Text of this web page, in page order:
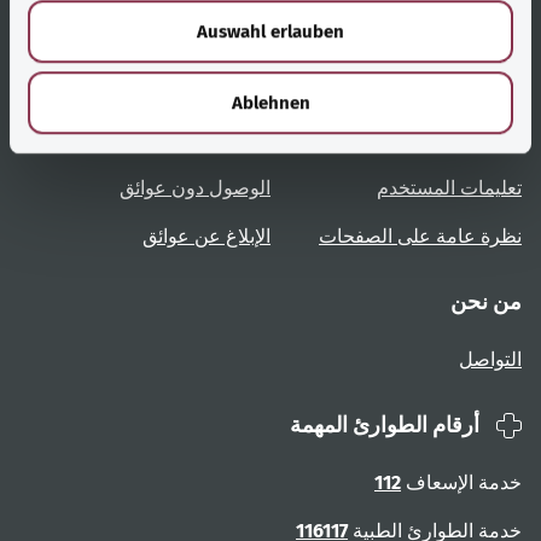
Auswahl erlauben
Ablehnen
روابط مُفيدة
نظرة عامة على المواضيع
تعليمات المستخدم
نظرة عامة على الصفحات
الخدمة
المشورة والمساعدة
الوصول دون عوائق
الإبلاغ عن عوائق
من نحن
التواصل
أرقام الطوارئ المهمة
خدمة الإسعاف 112
خدمة الطوارئ الطبية116117